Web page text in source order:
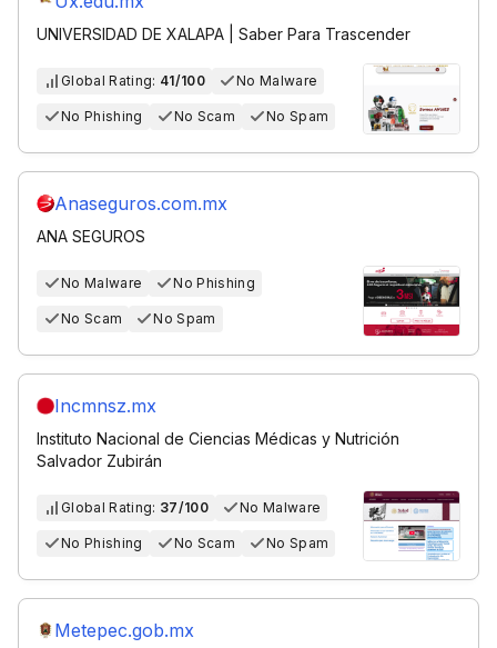
UNIVERSIDAD DE XALAPA | Saber Para Trascender
Global Rating: 41/100 No Malware
No Phishing No Scam No Spam
Anaseguros.com.mx
ANA SEGUROS
No Malware No Phishing
No Scam No Spam
Incmnsz.mx
Instituto Nacional de Ciencias Médicas y Nutrición
Salvador Zubirán
Global Rating: 37/100 No Malware
No Phishing No Scam No Spam
Metepec.gob.mx